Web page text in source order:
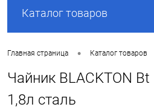
Каталог товаров
Главная страница • Каталог товаров
Чайник BLACKTON
1,8л сталь